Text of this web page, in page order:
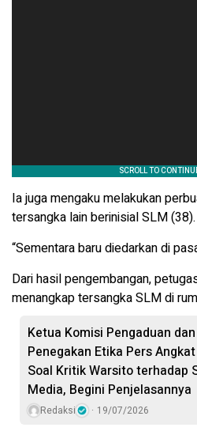
Ia juga mengaku melakukan
tersangka lain berinisial SLM (38).
“Sementara baru diedarkan di
Dari hasil pengembangan,
menangkap tersangka SLM di
Ketua Komisi Pengaduan dan
Penegakan Etika Pers
Soal Kritik Warsito terhadap
Media, Begini Penjelasannya
Redaksi 19/07/2026